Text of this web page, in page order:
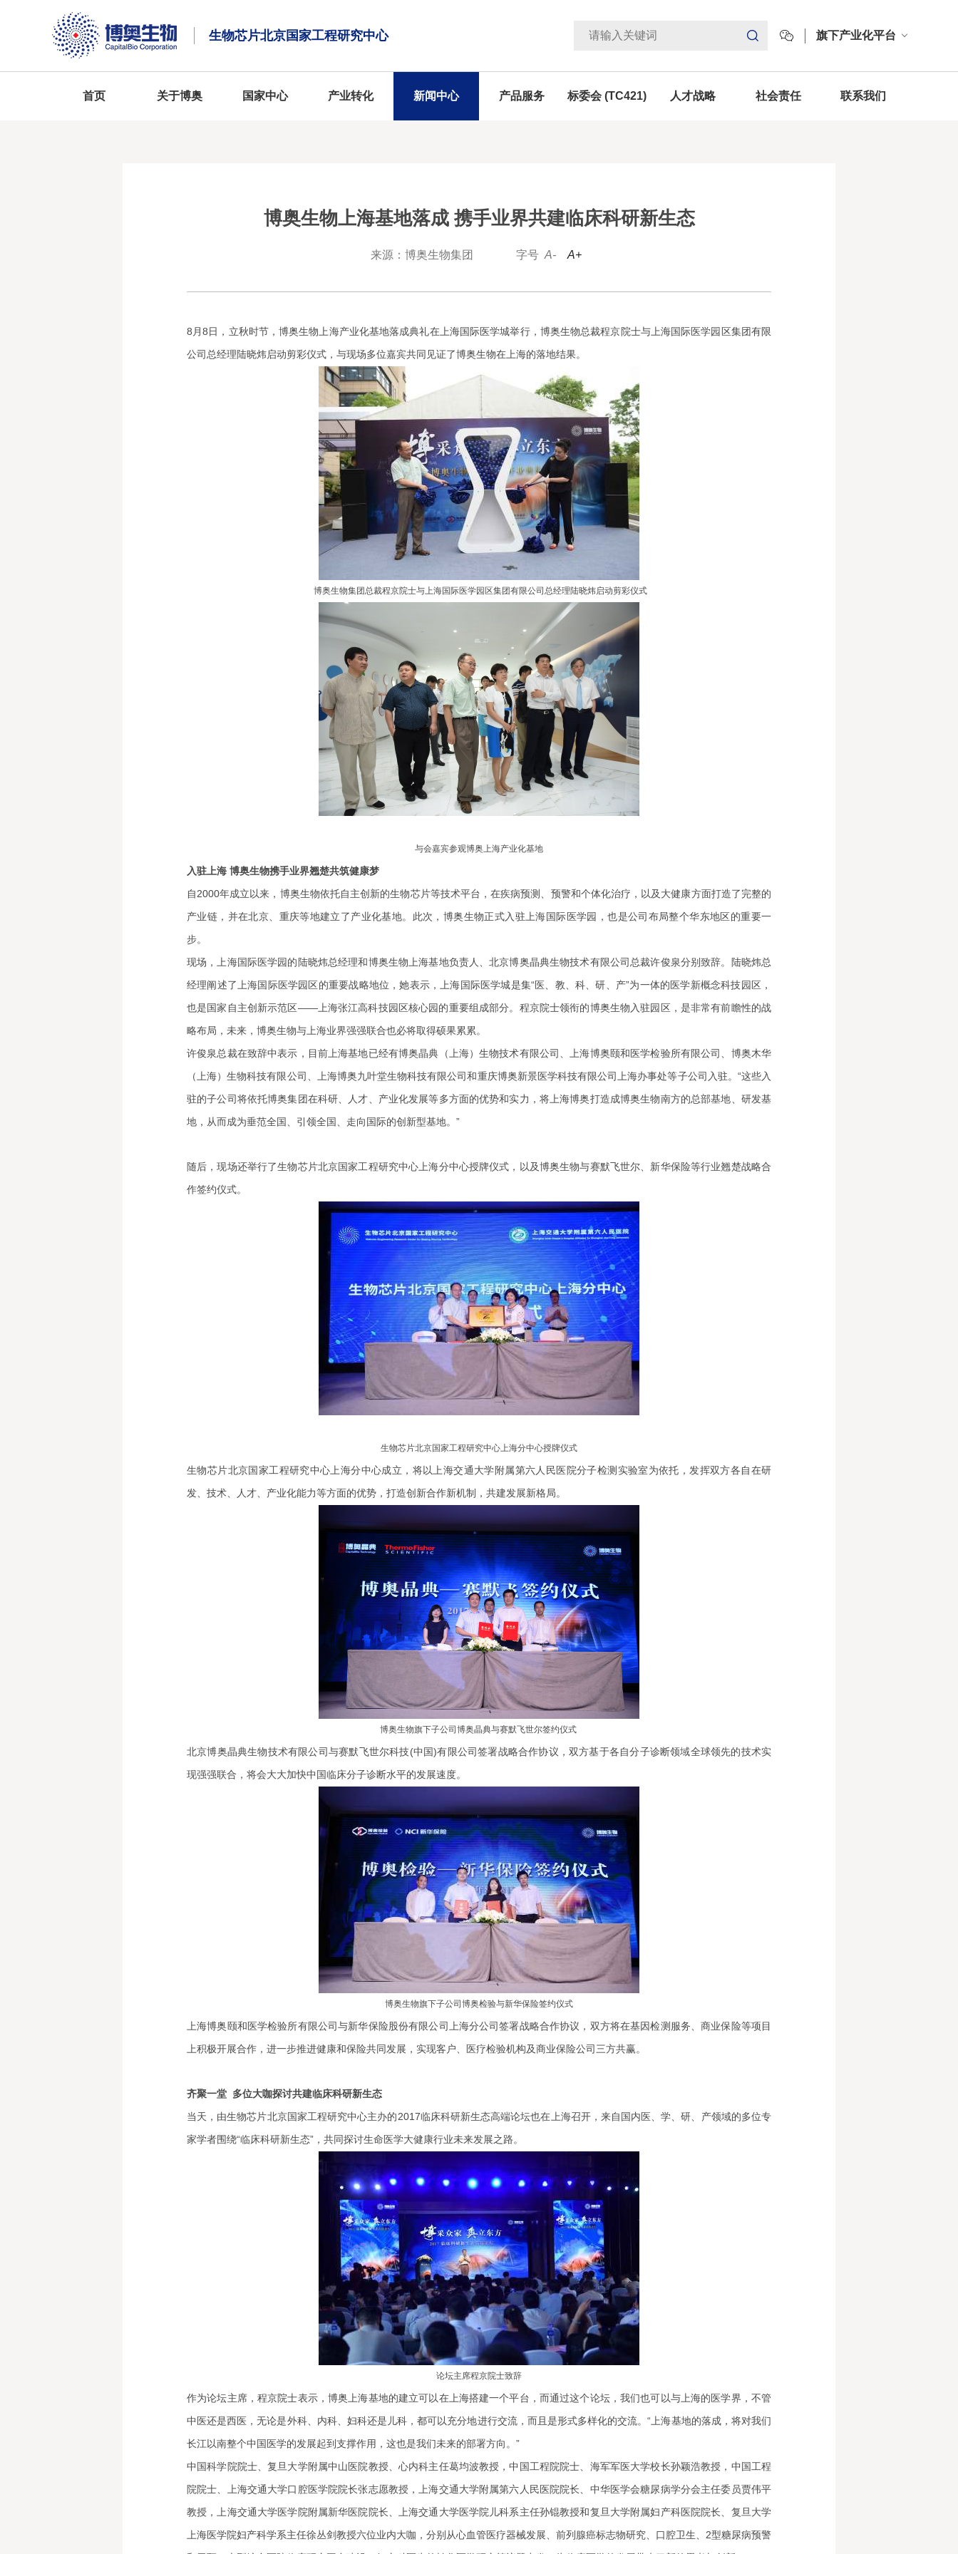
生物芯片北京国家工程研究中心 旗下产业化平台
首页 关于博奥 国家中心 产业转化 新闻中心 产品服务 标委会 (TC421) 人才战略 社会责任 联系我们
博奥生物上海基地落成 携手业界共建临床科研新生态
来源：博奥生物集团 字号 A- A+
8月8日，立秋时节，博奥生物上海产业化基地落成典礼在上海国际医学城举行，博奥生物总裁程京院士与上海国际医学园区集团有限
公司总经理陆晓炜启动剪彩仪式，与现场多位嘉宾共同见证了博奥生物在上海的落地结果。
博奥生物集团总裁程京院士与上海国际医学园区集团有限公司总经理陆晓炜启动剪彩仪式
与会嘉宾参观博奥上海产业化基地
入驻上海 博奥生物携手业界翘楚共筑健康梦
自2000年成立以来，博奥生物依托自主创新的生物芯片等技术平台，在疾病预测、预警和个体化治疗，以及大健康方面打造了完整的
产业链，并在北京、重庆等地建立了产业化基地。此次，博奥生物正式入驻上海国际医学园，也是公司布局整个华东地区的重要一
步。
现场，上海国际医学园的陆晓炜总经理和博奥生物上海基地负责人、北京博奥晶典生物技术有限公司总裁许俊泉分别致辞。陆晓炜总
经理阐述了上海国际医学园区的重要战略地位，她表示，上海国际医学城是集“医、教、科、研、产”为一体的医学新概念科技园区，
也是国家自主创新示范区——上海张江高科技园区核心园的重要组成部分。程京院士领衔的博奥生物入驻园区，是非常有前瞻性的战
略布局，未来，博奥生物与上海业界强强联合也必将取得硕果累累。
许俊泉总裁在致辞中表示，目前上海基地已经有博奥晶典（上海）生物技术有限公司、上海博奥颐和医学检验所有限公司、博奥木华
（上海）生物科技有限公司、上海博奥九叶堂生物科技有限公司和重庆博奥新景医学科技有限公司上海办事处等子公司入驻。“这些入
驻的子公司将依托博奥集团在科研、人才、产业化发展等多方面的优势和实力，将上海博奥打造成博奥生物南方的总部基地、研发基
地，从而成为垂范全国、引领全国、走向国际的创新型基地。”
随后，现场还举行了生物芯片北京国家工程研究中心上海分中心授牌仪式，以及博奥生物与赛默飞世尔、新华保险等行业翘楚战略合
作签约仪式。
生物芯片北京国家工程研究中心上海分中心授牌仪式
生物芯片北京国家工程研究中心上海分中心成立，将以上海交通大学附属第六人民医院分子检测实验室为依托，发挥双方各自在研
发、技术、人才、产业化能力等方面的优势，打造创新合作新机制，共建发展新格局。
博奥生物旗下子公司博奥晶典与赛默飞世尔签约仪式
北京博奥晶典生物技术有限公司与赛默飞世尔科技(中国)有限公司签署战略合作协议，双方基于各自分子诊断领域全球领先的技术实
现强强联合，将会大大加快中国临床分子诊断水平的发展速度。
博奥生物旗下子公司博奥检验与新华保险签约仪式
上海博奥颐和医学检验所有限公司与新华保险股份有限公司上海分公司签署战略合作协议，双方将在基因检测服务、商业保险等项目
上积极开展合作，进一步推进健康和保险共同发展，实现客户、医疗检验机构及商业保险公司三方共赢。
齐聚一堂 多位大咖探讨共建临床科研新生态
当天，由生物芯片北京国家工程研究中心主办的2017临床科研新生态高端论坛也在上海召开，来自国内医、学、研、产领域的多位专
家学者围绕“临床科研新生态”，共同探讨生命医学大健康行业未来发展之路。
论坛主席程京院士致辞
作为论坛主席，程京院士表示，博奥上海基地的建立可以在上海搭建一个平台，而通过这个论坛，我们也可以与上海的医学界，不管
中医还是西医，无论是外科、内科、妇科还是儿科，都可以充分地进行交流，而且是形式多样化的交流。“上海基地的落成，将对我们
长江以南整个中国医学的发展起到支撑作用，这也是我们未来的部署方向。”
中国科学院院士、复旦大学附属中山医院教授、心内科主任葛均波教授，中国工程院院士、海军军医大学校长孙颖浩教授，中国工程
院院士、上海交通大学口腔医学院院长张志愿教授，上海交通大学附属第六人民医院院长、中华医学会糖尿病学分会主任委员贾伟平
教授，上海交通大学医学院附属新华医院院长、上海交通大学医学院儿科系主任孙锟教授和复旦大学附属妇产科医院院长、复旦大学
上海医学院妇产科学系主任徐丛剑教授六位业内大咖，分别从心血管医疗器械发展、前列腺癌标志物研究、口腔卫生、2型糖尿病预警